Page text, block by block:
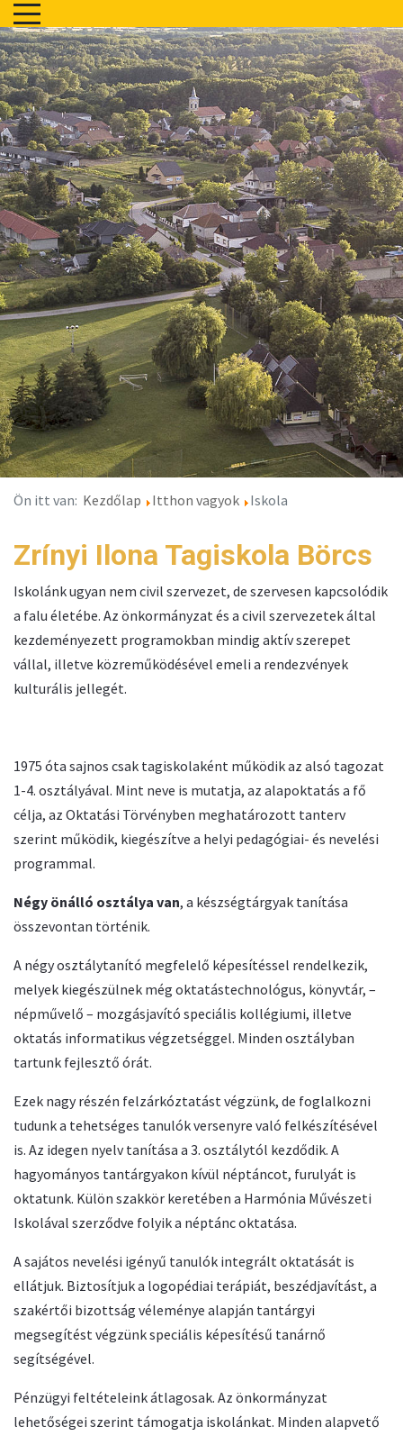
Ön itt van: Kezdőlap Itthon vagyok Iskola
Zrínyi Ilona Tagiskola Börcs
Iskolánk ugyan nem civil szervezet, de szervesen kapcsolódik
a falu életébe. Az önkormányzat és a civil szervezetek által
kezdeményezett programokban mindig aktív szerepet
vállal, illetve közreműködésével emeli a rendezvények
kulturális jellegét.
1975 óta sajnos csak tagiskolaként működik az alsó tagozat
1-4. osztályával. Mint neve is mutatja, az alapoktatás a fő
célja, az Oktatási Törvényben meghatározott tanterv
szerint működik, kiegészítve a helyi pedagógiai- és nevelési
programmal.
Négy önálló osztálya van, a készségtárgyak tanítása
összevontan történik.
A négy osztálytanító megfelelő képesítéssel rendelkezik,
melyek kiegészülnek még oktatástechnológus, könyvtár, –
népművelő – mozgásjavító speciális kollégiumi, illetve
oktatás informatikus végzetséggel. Minden osztályban
tartunk fejlesztő órát.
Ezek nagy részén felzárkóztatást végzünk, de foglalkozni
tudunk a tehetséges tanulók versenyre való felkészítésével
is. Az idegen nyelv tanítása a 3. osztálytól kezdődik. A
hagyományos tantárgyakon kívül néptáncot, furulyát is
oktatunk. Külön szakkör keretében a Harmónia Művészeti
Iskolával szerződve folyik a néptánc oktatása.
A sajátos nevelési igényű tanulók integrált oktatását is
ellátjuk. Biztosítjuk a logopédiai terápiát, beszédjavítást, a
szakértői bizottság véleménye alapján tantárgyi
megsegítést végzünk speciális képesítésű tanárnő
segítségével.
Pénzügyi feltételeink átlagosak. Az önkormányzat
lehetőségei szerint támogatja iskolánkat. Minden alapvető